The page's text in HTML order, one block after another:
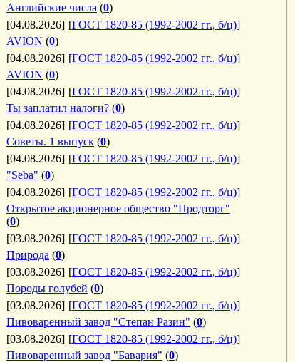
Английские числа (0)
[04.08.2026] [ГОСТ 1820-85 (1992-2002 гг., б/ц)]
AVION (0)
[04.08.2026] [ГОСТ 1820-85 (1992-2002 гг., б/ц)]
AVION (0)
[04.08.2026] [ГОСТ 1820-85 (1992-2002 гг., б/ц)]
Ты заплатил налоги? (0)
[04.08.2026] [ГОСТ 1820-85 (1992-2002 гг., б/ц)]
Советы. 1 выпуск (0)
[04.08.2026] [ГОСТ 1820-85 (1992-2002 гг., б/ц)]
"Seba" (0)
[04.08.2026] [ГОСТ 1820-85 (1992-2002 гг., б/ц)]
Открытое акционерное общество "Продторг"
(0)
[03.08.2026] [ГОСТ 1820-85 (1992-2002 гг., б/ц)]
Природа (0)
[03.08.2026] [ГОСТ 1820-85 (1992-2002 гг., б/ц)]
Породы голубей (0)
[03.08.2026] [ГОСТ 1820-85 (1992-2002 гг., б/ц)]
Пивоваренный завод "Степан Разин" (0)
[03.08.2026] [ГОСТ 1820-85 (1992-2002 гг., б/ц)]
Пивоваренный завод "Бавария" (0)